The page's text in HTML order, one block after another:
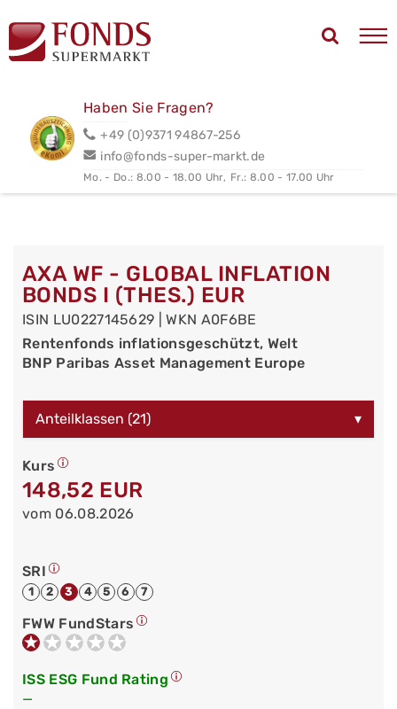
Haben Sie Fragen?
+49 (0)9371 94867-256
info@fonds-super-markt.de
Mo. - Do.: 8.00 - 18.00 Uhr, Fr.: 8.00 - 17.00 Uhr
AXA WF - GLOBAL INFLATION
BONDS I (THES.) EUR
ISIN LU0227145629 | WKN A0F6BE
Rentenfonds inflationsgeschützt, Welt
BNP Paribas Asset Management Europe
Anteilklassen (21) ▾
Kurs
148,52 EUR
vom 06.08.2026
SRI
1 2 3 4 5 6 7
FWW FundStars
ISS ESG Fund Rating
—